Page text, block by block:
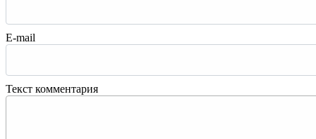
E-mail
Текст комментария